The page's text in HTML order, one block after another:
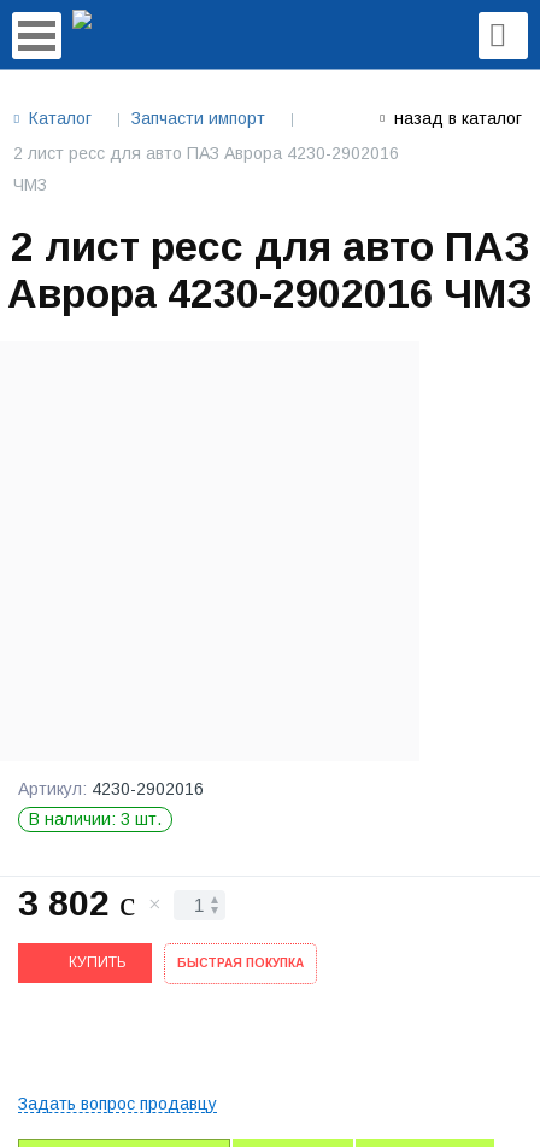
Каталог
Запчасти импорт
2 лист ресс для авто ПАЗ Аврора 4230-2902016
ЧМЗ
назад в каталог
2 лист ресс для авто ПАЗ
Аврора 4230-2902016 ЧМЗ
Артикул: 4230-2902016
В наличии: 3 шт.
3 802 c
КУПИТЬ БЫСТРАЯ ПОКУПКА
Задать вопрос продавцу